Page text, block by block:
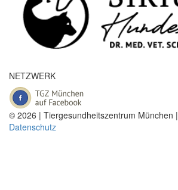
NETZWERK
© 2026 | Tiergesundheitszentrum München |
Datenschutz